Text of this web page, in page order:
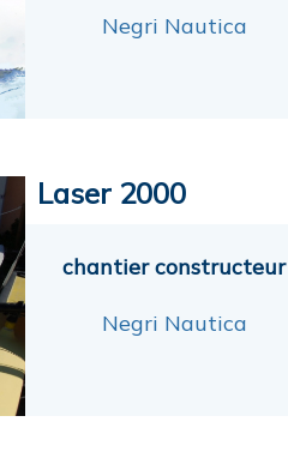
Negri Nautica
Laser 2000
chantier constructeur
Negri Nautica